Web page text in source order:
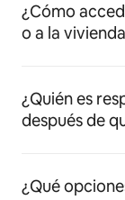
¿Cómo
o a la
¿Quién es
después de
¿Qué